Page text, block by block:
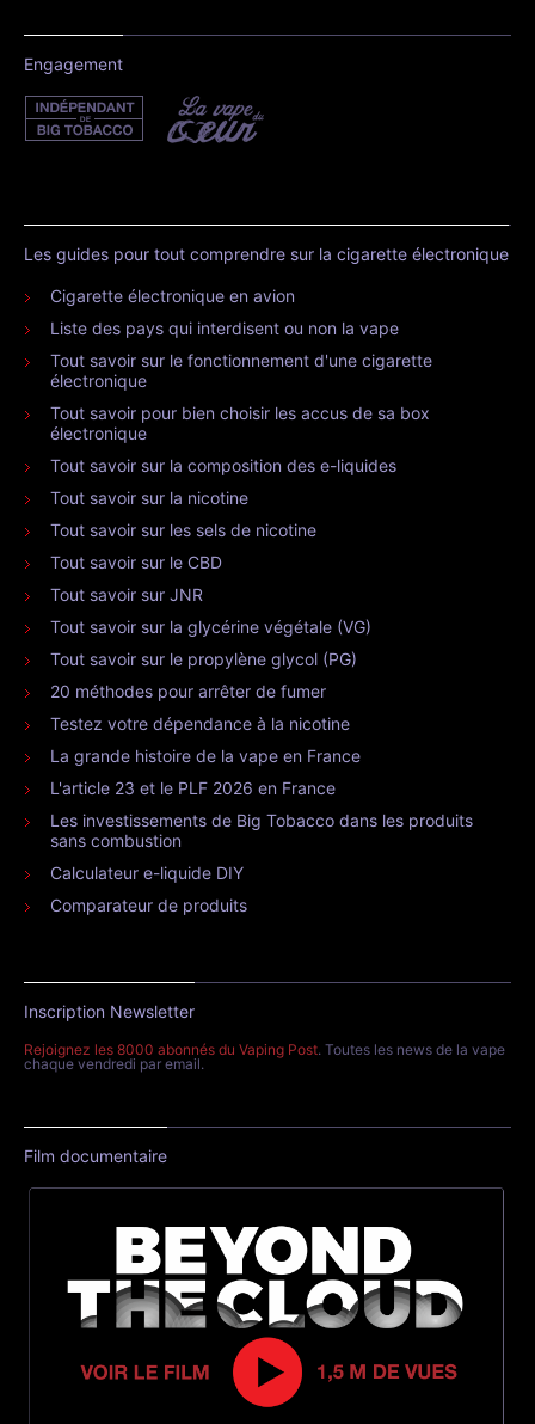
Engagement
Les guides pour tout comprendre sur la cigarette électronique
Cigarette électronique en avion
Liste des pays qui interdisent ou non la vape
Tout savoir sur le fonctionnement d'une cigarette
électronique
Tout savoir pour bien choisir les accus de sa box
électronique
Tout savoir sur la composition des e-liquides
Tout savoir sur la nicotine
Tout savoir sur les sels de nicotine
Tout savoir sur le CBD
Tout savoir sur JNR
Tout savoir sur la glycérine végétale (VG)
Tout savoir sur le propylène glycol (PG)
20 méthodes pour arrêter de fumer
Testez votre dépendance à la nicotine
La grande histoire de la vape en France
L'article 23 et le PLF 2026 en France
Les investissements de Big Tobacco dans les produits
sans combustion
Calculateur e-liquide DIY
Comparateur de produits
Inscription Newsletter
Rejoignez les 8000 abonnés du Vaping Post. Toutes les news de la vape
chaque vendredi par email.
Film documentaire